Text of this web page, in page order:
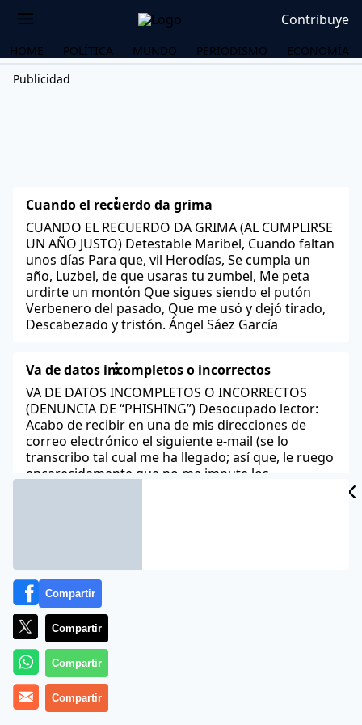
Contribuye
HOME POLÍTICA MUNDO PERIODISMO
ECONOMÍA
Publicidad
Cuando el recuerdo da grima
CUANDO EL RECUERDO DA GRIMA (AL CUMPLIRSE
UN AÑO JUSTO) Detestable Maribel, Cuando faltan
unos días Para que, vil Herodías, Se cumpla un
año, Luzbel, de que usaras tu zumbel, Me peta
urdirte un montón Que sigues siendo el putón
Verbenero del pasado, Que me usó y dejó tirado,
Descabezado y tristón. Ángel Sáez García
Va de datos incompletos o incorrectos
VA DE DATOS INCOMPLETOS O INCORRECTOS
(DENUNCIA DE “PHISHING”) Desocupado lector:
Acabo de recibir en una de mis direcciones de
correo electrónico el siguiente e-mail (se lo
transcribo tal cual me ha llegado; así que, le ruego
encarecidamente que no me impute los
hacia las mujeres
25-N, DÍA INTERNACIONAL CONTRA LA VIOLENCIA
HACIA LAS MUJERES A mi dilecto hermano Jesús
María, porque hoy, domingo, 25 de noviembre de
2007, cumple años; por ello, “Chichas”, ¡muchas
felicidades! Aquí, en esta urdidura, servidor, de
natural (o por lo general) tolerante, intentará
argumentar y tratará de aducir las razones de
peso o porqués de
Compartir
Compartir
Compartir
Compartir